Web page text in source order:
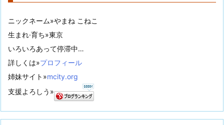
ニックネーム»やまね こねこ
生まれ·育ち»東京
いろいろあって停滞中…
詳しくは»プロフィール
姉妹サイト»mcity.org
支援よろしう»